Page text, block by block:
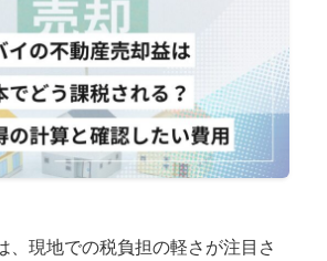
、現地での税負担の軽さが注目さ